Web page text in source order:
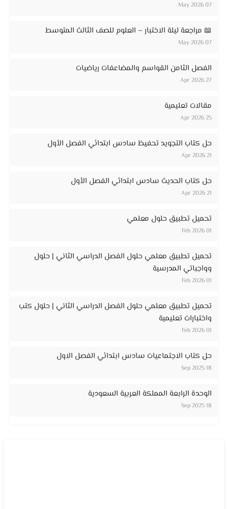
07 May 2026
📖 مراجعة ليلة الاختبار – العلوم للصف الثالث المتوسط
07 May 2026
الفصل الثامن القواسم والمضاعفات رياضيات
27 Apr 2026
مقالات تعليمية
25 Apr 2026
حل كتاب التجويد تحفيظ سادس ابتدائي الفصل الأول
21 Apr 2026
حل كتاب الحديث سادس ابتدائي الفصل الأول
21 Apr 2026
تحميل تطبيق حلول معلمي
01 Feb 2026
تحميل تطبيق معلمي حلول الفصل الدراسي الثاني | حلول
وواجباتي المدرسية
01 Feb 2026
تحميل تطبيق معلمي حلول الفصل الدراسي الثاني | حلول كتب
واختبارات تعليمية
01 Feb 2026
حل كتاب الاجتماعيات سادس ابتدائي الفصل الاول
18 Sep 2025
الوحدة الرابعة المملكة العربية السعودية
18 Sep 2025